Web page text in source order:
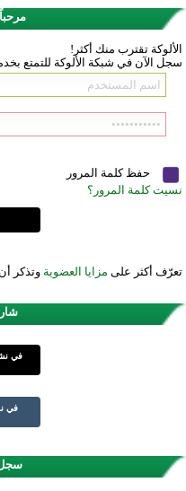
الألوكة تقترب منك أكثر!
سجل الآن في شبكة الألوكة للتمتع
حفظ كلمة المرور
نسيت كلمة المرور؟
تعرّف أكثر على مزايا العضوية وتذكر
في
في